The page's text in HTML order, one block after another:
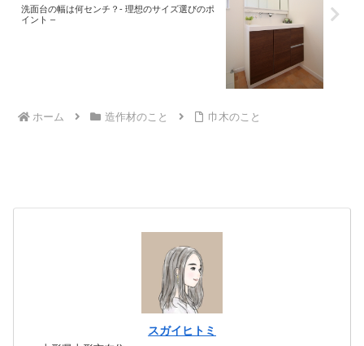
洗面台の幅は何センチ？- 理想のサイズ選びのポ
イント –
ホーム 造作材のこと 巾木のこと
スガイヒトミ